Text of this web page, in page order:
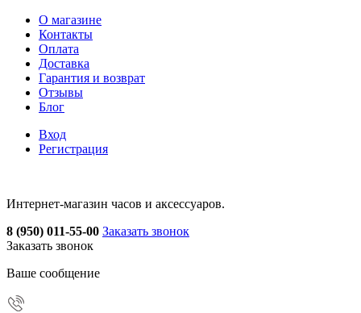
О магазине
Контакты
Оплата
Доставка
Гарантия и возврат
Отзывы
Блог
Вход
Регистрация
Интернет-магазин часов и аксессуаров.
8 (950) 011-55-00 Заказать звонок
Заказать звонок
Ваше сообщение